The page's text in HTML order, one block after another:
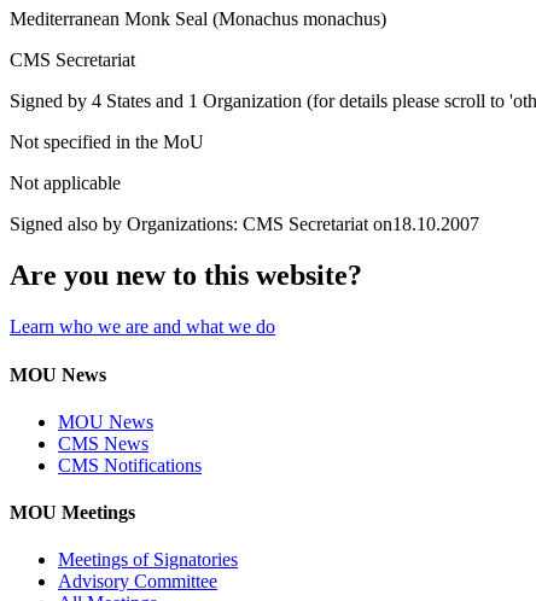
Mediterranean Monk Seal (Monachus monachus)
CMS Secretariat
Signed by 4 States and 1 Organization (for details please scroll to
Not specified in the MoU
Not applicable
Signed also by Organizations: CMS Secretariat on18.10.2007
Are you new to this website?
Learn who we are and what we do
MOU News
MOU News
CMS News
CMS Notifications
MOU Meetings
Meetings of Signatories
Advisory Committee